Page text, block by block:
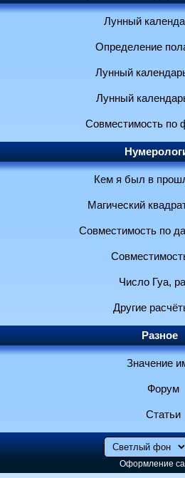
Лунный
Определение
Лунный
Лунный
Совместимость по
Кем я был в
Магический
Совместимость по
Число Гуа,
Другие
Разное
Значение
Форум
Статьи
Оформление